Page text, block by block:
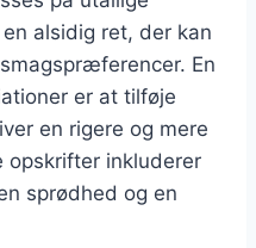
alsidig ret, der kan
En
er at tilføje
en rigere og mere
opskrifter inkluderer
sprødhed og en